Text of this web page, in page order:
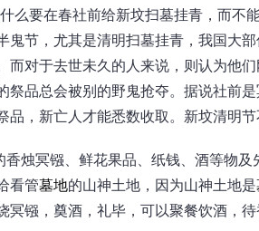
么要在春社前给新坟扫墓挂青，而不
鬼节，尤其是清明扫墓挂青，我国大
而对于去世未久的人来说，则认为他
祭品总会被别的野鬼抢夺。据说社前
品，新亡人才能悉数收取。新坟清明节
烛冥镪、鲜花果品、纸钱、酒等物及
看管墓地的山神土地，因为山神土地是
冥镪，奠酒，礼毕，可以聚餐饮酒，待